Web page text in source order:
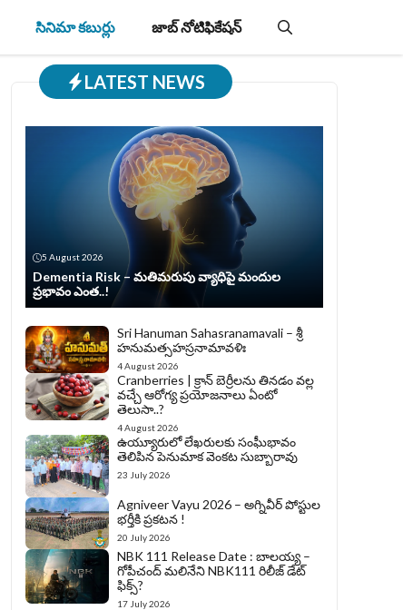
సినిమా కబుర్లు జాబ్‌ నోటిఫికేషన్‌
LATEST NEWS
5 August 2026
Dementia Risk – మతిమరుపు వ్యాధిపై మందుల
ప్రభావం ఎంత..!
Sri Hanuman Sahasranamavali – శ్రీ
హనుమత్సహస్రనామావళిః
4 August 2026
Cranberries | క్రాన్ బెర్రీల‌ను తిన‌డం వ‌ల్ల
వచ్చే ఆరోగ్య ప్రయోజనాలు ఏంటో
తెలుసా..?
4 August 2026
ఉయ్యూరులో లేఖరులకు సంఘీభావం
తెలిపిన పెనుమాక వెంకట సుబ్బారావు
23 July 2026
Agniveer Vayu 2026 – అగ్నివీర్‌ పోస్టుల
భర్తీకి ప్రకటన !
20 July 2026
NBK 111 Release Date : బాలయ్య –
గోపీచంద్ మలినేని NBK111 రిలీజ్ డేట్
ఫిక్స్?
17 July 2026